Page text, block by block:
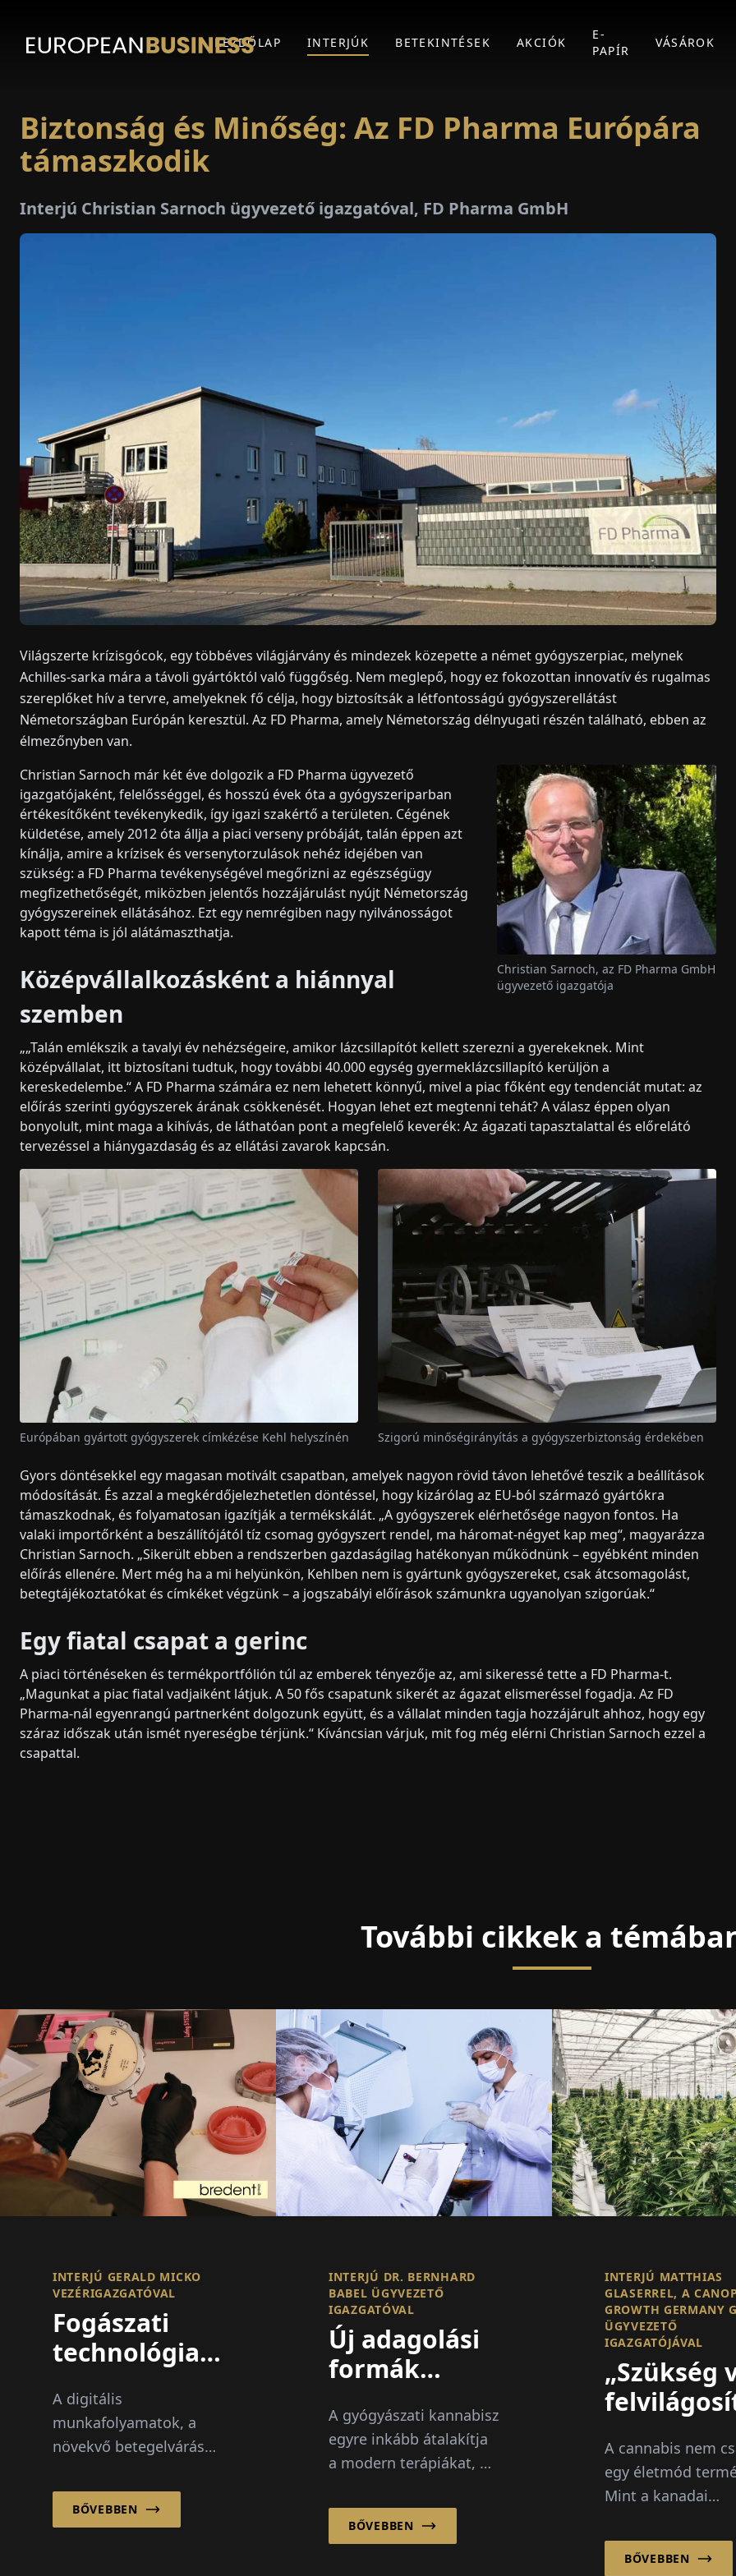
KEZDŐLAP INTERJÚK BETEKINTÉSEK AKCIÓK
E-
PAPÍR
VÁSÁROK
Biztonság és Minőség: Az FD Pharma Európára
támaszkodik
Interjú Christian Sarnoch ügyvezető igazgatóval, FD Pharma GmbH
Világszerte krízisgócok, egy többéves világjárvány és mindezek közepette a német gyógyszerpiac, melynek
Achilles-sarka mára a távoli gyártóktól való függőség. Nem meglepő, hogy ez fokozottan innovatív és rugalmas
szereplőket hív a tervre, amelyeknek fő célja, hogy biztosítsák a létfontosságú gyógyszerellátást
Németországban Európán keresztül. Az FD Pharma, amely Németország délnyugati részén található, ebben az
élmezőnyben van.
Christian Sarnoch már két éve dolgozik a FD Pharma ügyvezető
igazgatójaként, felelősséggel, és hosszú évek óta a gyógyszeriparban
értékesítőként tevékenykedik, így igazi szakértő a területen. Cégének
küldetése, amely 2012 óta állja a piaci verseny próbáját, talán éppen azt
kínálja, amire a krízisek és versenytorzulások nehéz idejében van
szükség: a FD Pharma tevékenységével megőrizni az egészségügy
megfizethetőségét, miközben jelentős hozzájárulást nyújt Németország
gyógyszereinek ellátásához. Ezt egy nemrégiben nagy nyilvánosságot
kapott téma is jól alátámaszthatja.
Középvállalkozásként a hiánnyal
szemben
Christian Sarnoch, az FD Pharma GmbH
ügyvezető igazgatója
„„Talán emlékszik a tavalyi év nehézségeire, amikor lázcsillapítót kellett szerezni a gyerekeknek. Mint
középvállalat, itt biztosítani tudtuk, hogy további 40.000 egység gyermeklázcsillapító kerüljön a
kereskedelembe.“ A FD Pharma számára ez nem lehetett könnyű, mivel a piac főként egy tendenciát mutat: az
előírás szerinti gyógyszerek árának csökkenését. Hogyan lehet ezt megtenni tehát? A válasz éppen olyan
bonyolult, mint maga a kihívás, de láthatóan pont a megfelelő keverék: Az ágazati tapasztalattal és előrelátó
tervezéssel a hiánygazdaság és az ellátási zavarok kapcsán.
Európában gyártott gyógyszerek címkézése Kehl helyszínén Szigorú minőségirányítás a gyógyszerbiztonság érdekében
Gyors döntésekkel egy magasan motivált csapatban, amelyek nagyon rövid távon lehetővé teszik a beállítások
módosítását. És azzal a megkérdőjelezhetetlen döntéssel, hogy kizárólag az EU-ból származó gyártókra
támaszkodnak, és folyamatosan igazítják a termékskálát. „A gyógyszerek elérhetősége nagyon fontos. Ha
valaki importőrként a beszállítójától tíz csomag gyógyszert rendel, ma háromat-négyet kap meg“, magyarázza
Christian Sarnoch. „Sikerült ebben a rendszerben gazdaságilag hatékonyan működnünk – egyébként minden
előírás ellenére. Mert még ha a mi helyünkön, Kehlben nem is gyártunk gyógyszereket, csak átcsomagolást,
betegtájékoztatókat és címkéket végzünk – a jogszabályi előírások számunkra ugyanolyan szigorúak.“
Egy fiatal csapat a gerinc
A piaci történéseken és termékportfólión túl az emberek tényezője az, ami sikeressé tette a FD Pharma-t.
„Magunkat a piac fiatal vadjaiként látjuk. A 50 fős csapatunk sikerét az ágazat elismeréssel fogadja. Az FD
Pharma-nál egyenrangú partnerként dolgozunk együtt, és a vállalat minden tagja hozzájárult ahhoz, hogy egy
száraz időszak után ismét nyereségbe térjünk.“ Kíváncsian várjuk, mit fog még elérni Christian Sarnoch ezzel a
csapattal.
További cikkek a
INTERJÚ GERALD MICKO
VEZÉRIGAZGATÓVAL
Fogászati
technológia
integrált
innováción
A digitális
munkafolyamatok, a
növekvő betegelvárások
nemzetközi verseny
gyorsabban alakítják át
BŐVEBBEN
INTERJÚ DR. BERNHARD
BABEL ÜGYVEZETŐ
IGAZGATÓVAL
Új adagolási
formák
gyógyászati
kannabisz
A gyógyászati kannabisz
egyre inkább átalakítja
a modern terápiákat, új
krónikus fájdalommal,
rákkal és egyéb súlyos
BŐVEBBEN
INTERJÚ MATTHIAS
GLASERREL, A
GROWTH GERMANY
ÜGYVEZETŐ
IGAZGATÓJÁVAL
„Szükség
A cannabis nem
egy életmód
Mint a kanadai
Growth
leányvállalata, a
BŐVEBBEN